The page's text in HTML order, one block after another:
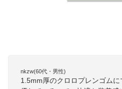
nkzw(60代・男性)
1.5mm厚のクロロプレンゴム